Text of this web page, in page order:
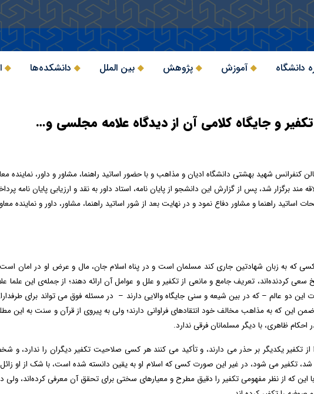
دانشگاه آموزش پژوهش بین الملل دانشکده‌ها
تکفیر و جایگاه کلامی آن از دیدگاه علامه مجلسی و…
کنفرانس شهید بهشتی دانشگاه ادیان و مذاهب و با حضور اساتید راهنما، مشاور و داور،
مند برگزار شد، پس از گزارش این دانشجو از پایان نامه، استاد داور به نقد و ارزیابی پایان نامه
اساتید راهنما و مشاور دفاع نمود و در نهایت بعد از شور اساتید راهنما، مشاور، داور و
کسی که به زبان شهادتین جاری کند مسلمان است و در پناه اسلام جان، مال و عرض او در امان
کردنده‌اند، تعریف جامع و مانعی از تکفیر و علل و عوامل آن ارائه دهند؛ از جمله‌ی این
این دو عالم – که در بین شیعه و سنی جایگاه والایی دارند – در مسئله فوق می تواند برای
این که به مذاهب مخالف خود انتقادهای فراوانی دارند؛ ولی به پیروی از قرآن و سنت به این
ظاهری، با دیگر مسلمانان فرقی ندارد.
از تکفیر یکدیگر بر حذر می دارند، و تأکید می کنند هر کسی صلاحیت تکفیر دیگران را ندارد، و
تکفیر می شود، در غیر این صورت کسی که اسلام او به یقین دانسته شده است، با شک از او زائل
که از نظر مفهومی تکفیر را دقیق مطرح و معیارهای سختی برای تحقق آن معرفی کرده‌اند، ولی